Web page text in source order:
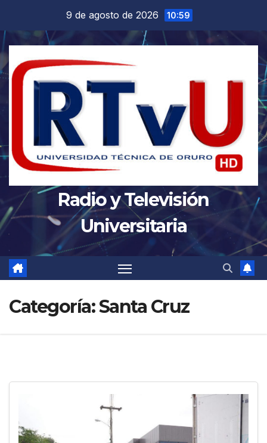
contenido
9 de agosto de 2026 10:59
Radio y Televisión
Universitaria
Categoría:Santa Cruz